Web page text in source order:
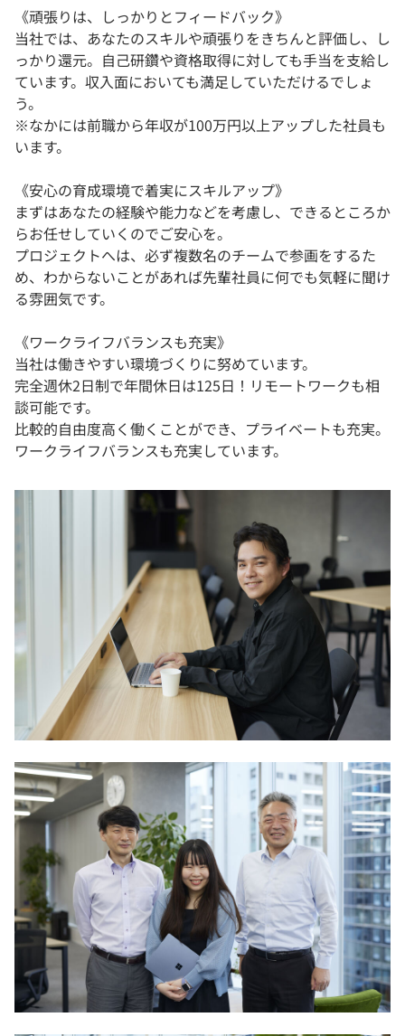
《頑張りは、しっかりとフィードバック》
当社では、あなたのスキルや頑張りをきちんと評価し、し
っかり還元。自己研鑽や資格取得に対しても手当を支給し
ています。収入面においても満足していただけるでしょ
う。
※なかには前職から年収が100万円以上アップした社員も
います。
《安心の育成環境で着実にスキルアップ》
まずはあなたの経験や能力などを考慮し、できるところか
らお任せしていくのでご安心を。
プロジェクトへは、必ず複数名のチームで参画をするた
め、わからないことがあれば先輩社員に何でも気軽に聞け
る雰囲気です。
《ワークライフバランスも充実》
当社は働きやすい環境づくりに努めています。
完全週休2日制で年間休日は125日！リモートワークも相
談可能です。
比較的自由度高く働くことができ、プライベートも充実。
ワークライフバランスも充実しています。